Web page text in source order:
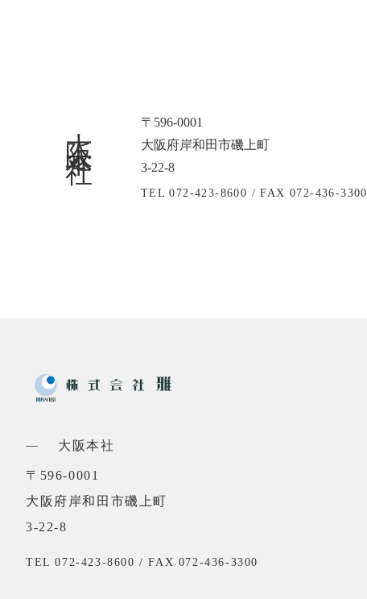
大阪本社
〒596-0001
大阪府岸和田市磯上町
3-22-8
TEL 072-423-8600 /FAX 072-436-3300
大阪本社
〒596-0001
大阪府岸和田市磯上町
3-22-8
TEL 072-423-8600 / FAX 072-436-3300